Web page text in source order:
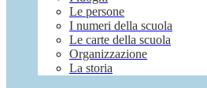
Le persone
I numeri della scuola
Le carte della scuola
Organizzazione
La storia